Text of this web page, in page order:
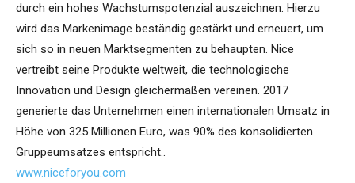
durch ein hohes Wachstumspotenzial auszeichnen. Hierzu
wird das Markenimage beständig gestärkt und erneuert, um
sich so in neuen Marktsegmenten zu behaupten. Nice
vertreibt seine Produkte weltweit, die technologische
Innovation und Design gleichermaßen vereinen. 2017
generierte das Unternehmen einen internationalen Umsatz in
Höhe von 325 Millionen Euro, was 90% des konsolidierten
Gruppeumsatzes entspricht..
www.niceforyou.com